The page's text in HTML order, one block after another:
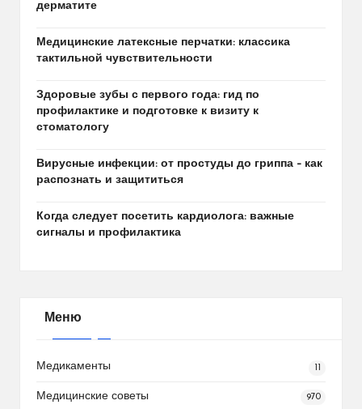
дерматите
Медицинские латексные перчатки: классика
тактильной чувствительности
Здоровые зубы с первого года: гид по
профилактике и подготовке к визиту к
стоматологу
Вирусные инфекции: от простуды до гриппа – как
распознать и защититься
Когда следует посетить кардиолога: важные
сигналы и профилактика
Меню
Медикаменты
Медицинские советы 970